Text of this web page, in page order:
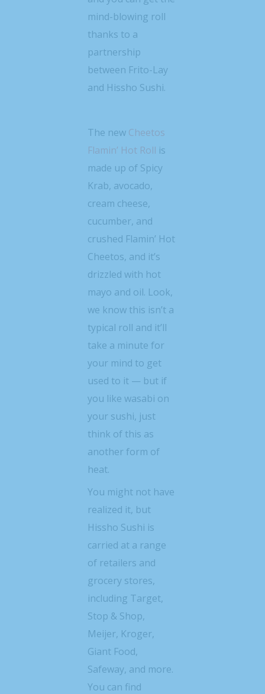
mind-blowing roll
thanks to a
partnership
between Frito-Lay
and Hissho Sushi.
The new Cheetos
Flamin’ Hot Roll is
made up of Spicy
Krab, avocado,
cream cheese,
cucumber, and
crushed Flamin’ Hot
Cheetos, and it’s
drizzled with hot
mayo and oil. Look,
we know this isn’t a
typical roll and it’ll
take a minute for
your mind to get
used to it — but if
you like wasabi on
your sushi, just
think of this as
another form of
heat.
You might not have
realized it, but
Hissho Sushi is
carried at a range
of retailers and
grocery stores,
including Target,
Stop & Shop,
Meijer, Kroger,
Giant Food,
Safeway, and more.
You can find